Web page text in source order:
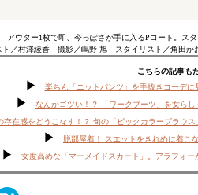
アウター1枚で即、今っぽさが手に入るPコート。ス
ト／村澤綾香 撮影／嶋野 旭 スタイリスト／角田
こちらの記事も
楽ちん「ニットパンツ」を手抜きコーデに
なんかゴツい！？ 「ワークブーツ」を女ら
存在感をどうこなす！？ 旬の「ビックカラーブラウ
脱部屋着！ スエットをきれめに着こ
女度高めな「マーメイドスカート」。アラフォー